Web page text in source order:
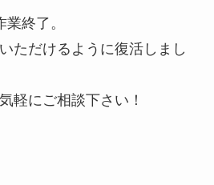
終了。
ただけるように復活しまし
軽にご相談下さい！